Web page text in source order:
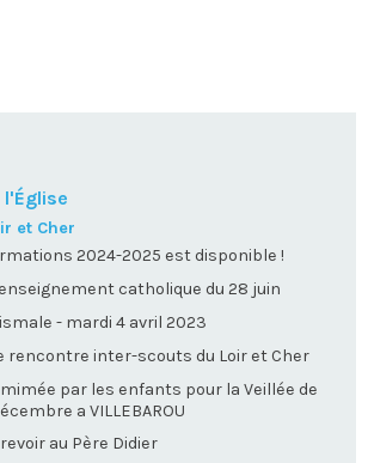
et Cher
2024-2025 est disponible !
catholique du 28 juin
- mardi 4 avril 2023
rencontre inter-scouts du Loir et Cher
par les enfants pour la Veillée de
a VILLEBAROU
au Père Didier